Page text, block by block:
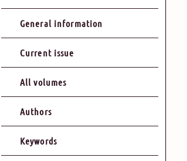
General information
Current issue
All volumes
Authors
Keywords